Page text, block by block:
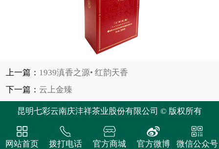
上一篇： 1939滇香之源• 红韵天香
下一篇： 云上金臻
昆明七彩云南庆沣祥茶业股份有限公司 © 版权所有
网站首页 拨打电话 官方商城 官方微博 微信公众号